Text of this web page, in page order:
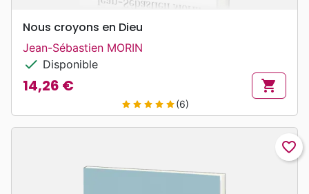
Nous croyons en Dieu
Jean-Sébastien MORIN
check Disponible
Prix
14,26 € shopping_cart
star star star star star(6)
favorite_border